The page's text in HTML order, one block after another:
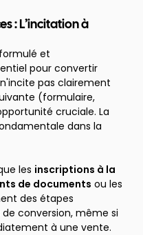
: L’incitation à
et
pour convertir
pas clairement
(formulaire,
cruciale. La
dans la
les inscriptions à la
de documents ou les
des étapes
conversion, même si
à une vente.